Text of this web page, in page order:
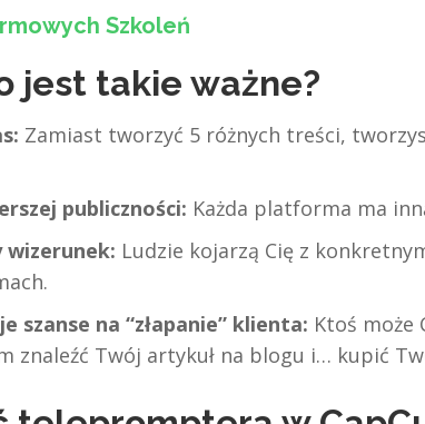
Szkoleń
jest takie ważne?
Zamiast tworzyć 5 różnych treści,
publiczności: Każda platforma ma
wizerunek: Ludzie kojarzą Cię z
szanse na “złapanie” klienta: Ktoś może
znaleźć Twój artykuł na blogu i… kupić